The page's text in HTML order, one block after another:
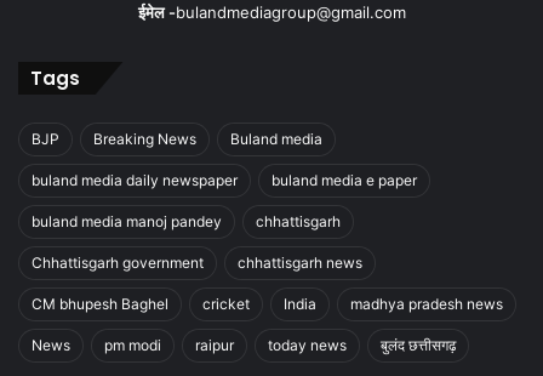
ईमेल -bulandmediagroup@gmail.com
Tags
BJP Breaking News Buland media
buland media daily newspaper buland media e paper
buland media manoj pandey chhattisgarh
Chhattisgarh government chhattisgarh news
CM bhupesh Baghel cricket India madhya pradesh news
News pm modi raipur today news बुलंद छत्तीसगढ़